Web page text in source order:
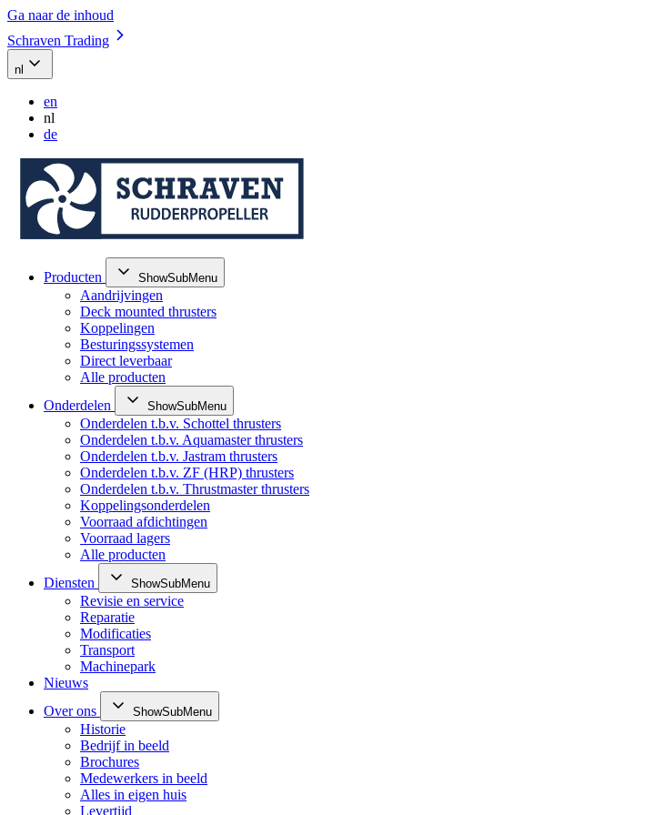
Ga naar de inhoud
Schraven Trading
nl
en
nl
de
Producten ShowSubMenu
Aandrijvingen
Deck mounted thrusters
Koppelingen
Besturingssystemen
Direct leverbaar
Alle producten
Onderdelen
ShowSubMenu
Onderdelen t.b.v. Schottel thrusters
Onderdelen t.b.v. Aquamaster thrusters
Onderdelen t.b.v. Jastram thrusters
Onderdelen t.b.v. ZF (HRP) thrusters
Onderdelen t.b.v. Thrustmaster thrusters
Koppelingsonderdelen
Voorraad afdichtingen
Voorraad lagers
Alle producten
Diensten
ShowSubMenu
Revisie en service
Reparatie
Modificaties
Transport
Machinepark
Nieuws
Over ons
ShowSubMenu
Historie
Bedrijf in beeld
Brochures
Medewerkers in beeld
Alles in eigen huis
Levertijd